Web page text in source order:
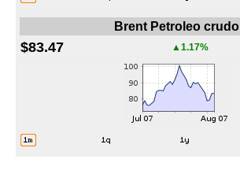
Brent Petroleo crudo
$83.47 ▲1.17%